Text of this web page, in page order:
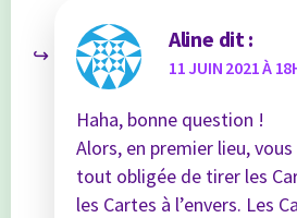
Aline dit :
11 JUIN 2021 À
Haha, bonne question !
Alors, en premier lieu, vous
tout obligée de tirer les
les Cartes à l’envers. Les